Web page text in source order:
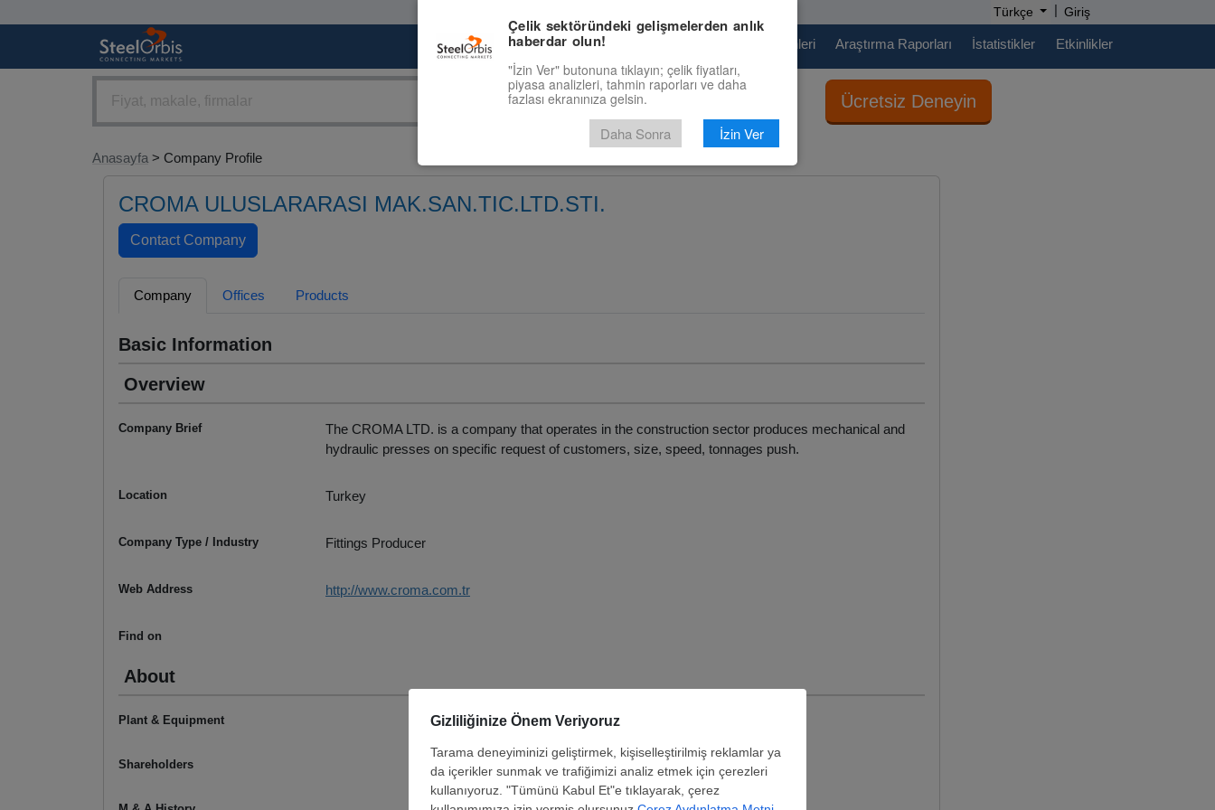
Türkçe | Giriş
Pazaryeri Fiyat Tahminleri Araştırma Raporları İstatistikler Etkinlikler
Ücretsiz Deneyin
Anasayfa > Company Profile
CROMA ULUSLARARASI MAK.SAN.TIC.LTD.STI.
Company Offices Products
Basic Information
Overview
Company Brief
The CROMA LTD. is a company that operates in the construction sector produces mechanical and
hydraulic presses on specific request of customers, size, speed, tonnages push.
Location Turkey
Company Type / Industry Fittings Producer
Web Address http://www.croma.com.tr
Find on
About
Plant & Equipment
Shareholders
Çelik sektöründeki gelişmelerden anlık
haberdar olun!
"İzin Ver" butonuna tıklayın; çelik fiyatları,
piyasa analizleri, tahmin raporları ve daha
fazlası ekranınıza gelsin.
Daha Sonra İzin Ver